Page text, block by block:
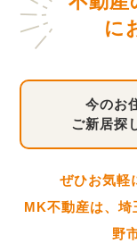
に
今のお
ご新居探
ぜひお気軽
MK不動産は、埼
野